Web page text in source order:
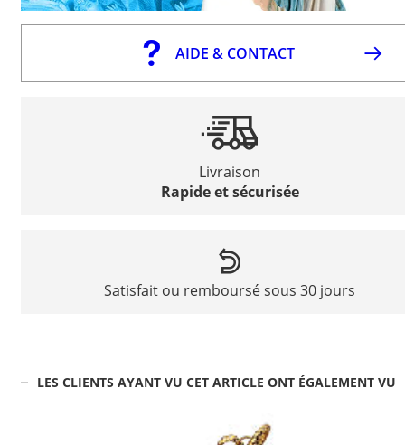
AIDE & CONTACT
Livraison
Rapide et sécurisée
Satisfait ou remboursé sous 30 jours
LES CLIENTS AYANT VU CET ARTICLE ONT ÉGALEMENT VU